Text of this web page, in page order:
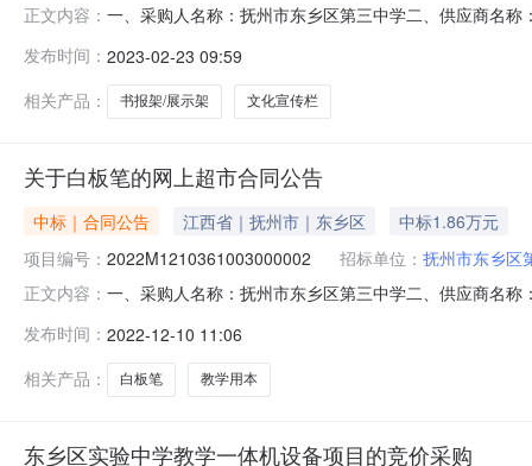
正文内容： 一、采购人名称：抚州市东乡区第三中学二、供应商名
方米）书报架/展示架无品牌文化宣传栏平方米
系电
发布时间： 2023-02-23 09:59
相关产品：
书报架/展示架 文化宣传栏
关于白板笔的网上超市合同公告
中标｜合同公告 江西省｜抚州市｜东乡区
中标1.86万元
项目编号： 2022M1210361003000002 招标单位： 抚州市东乡区
正文内容： 一、采购人名称：抚州市东乡区第三中学二、供应商名
盒20.0026.855372宝克MP310黑红蓝白板笔宝克/
发布时间： 2022-12-10 11:06
相关产品：
白板笔 教学用本
东乡区实验中学教学一体机设备项目的竞价采购